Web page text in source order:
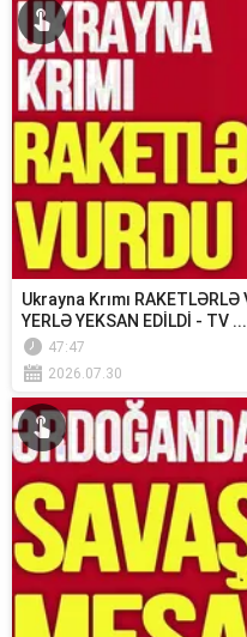
Ukrayna Krımı
YERLƏ YEKSAN EDİLDİ - TV ...
47:47
2026.07.30